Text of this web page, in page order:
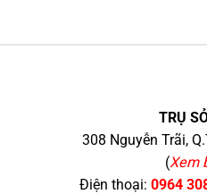
TRỤ
308 Nguyễn Trãi,
(Xem
Điện thoại: 0964